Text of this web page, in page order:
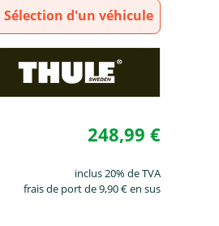
Sélection d'un véhicule
248,99 €
inclus 20% de TVA
frais de port de 9,90 € en sus